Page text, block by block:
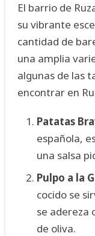
El barrio de
su vibrante
cantidad de
una amplia
algunas de las
encontrar en
Patatas
española,
una salsa
Pulpo a la
cocido se
se adereza
de oliva.